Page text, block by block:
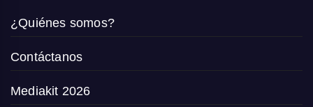
¿Quiénes somos?
Contáctanos
Mediakit 2026